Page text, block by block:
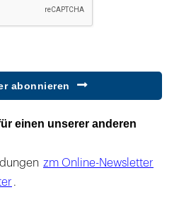
abonnieren
einen unserer anderen
zm Online-Newsletter
.